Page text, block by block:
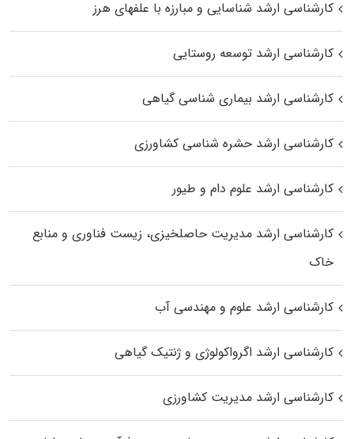
کارشناسی ارشد شناسایی و مبارزه با علفهای هرز
کارشناسی ارشد توسعه روستایی
کارشناسی ارشد بیماری‌ شناسی گیاهی
کارشناسی ارشد حشره‌ شناسی کشاورزی
کارشناسی ارشد علوم دام و طیور
کارشناسی ارشد مدیریت حاصلخیزی، زیست فناوری و منابع
خاک
کارشناسی ارشد علوم و مهندسی آب
کارشناسی ارشد اگرواکولوژی و ژنتیک گیاهی
کارشناسی ارشد مدیریت کشاورزی